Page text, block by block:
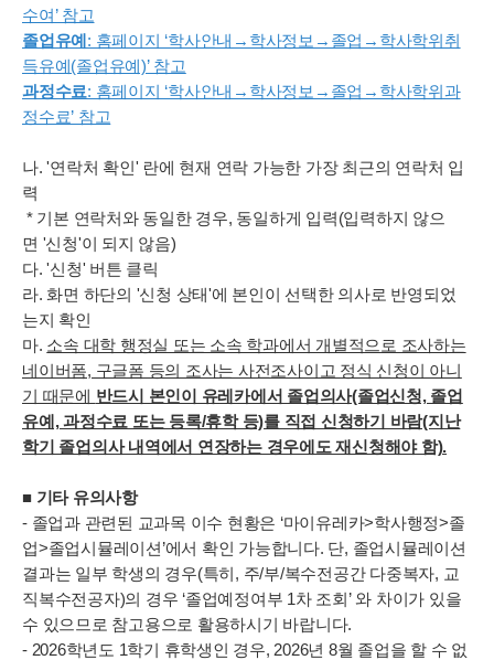
수여’ 참고
졸업유예: 홈페이지 ‘학사안내→학사정보→졸업→학사학위취
득유예(졸업유예)’ 참고
과정수료: 홈페이지 ‘학사안내→학사정보→졸업→학사학위과
정수료’ 참고
나. '연락처 확인' 란에 현재 연락 가능한 가장 최근의 연락처 입
력
* 기본 연락처와 동일한 경우, 동일하게 입력(입력하지 않으
면 '신청'이 되지 않음)
다. '신청' 버튼 클릭
라. 화면 하단의 '신청 상태'에 본인이 선택한 의사로 반영되었
는지 확인
마. 소속 대학 행정실 또는 소속 학과에서 개별적으로 조사하는
네이버폼, 구글폼 등의 조사는 사전조사이고 정식 신청이 아니
기 때문에 반드시 본인이 유레카에서 졸업의사(졸업신청, 졸업
유예, 과정수료 또는 등록/휴학 등)를 직접 신청하기 바람(지난
학기 졸업의사 내역에서 연장하는 경우에도 재신청해야 함).
■ 기타 유의사항
- 졸업과 관련된 교과목 이수 현황은 ‘마이유레카>학사행정>졸
업>졸업시뮬레이션’에서 확인 가능합니다. 단, 졸업시뮬레이션
결과는 일부 학생의 경우(특히, 주/부/복수전공간 다중복자, 교
직복수전공자)의 경우 ‘졸업예정여부 1차 조회’ 와 차이가 있을
수 있으므로 참고용으로 활용하시기 바랍니다.
- 2026학년도 1학기 휴학생인 경우, 2026년 8월 졸업을 할 수 없